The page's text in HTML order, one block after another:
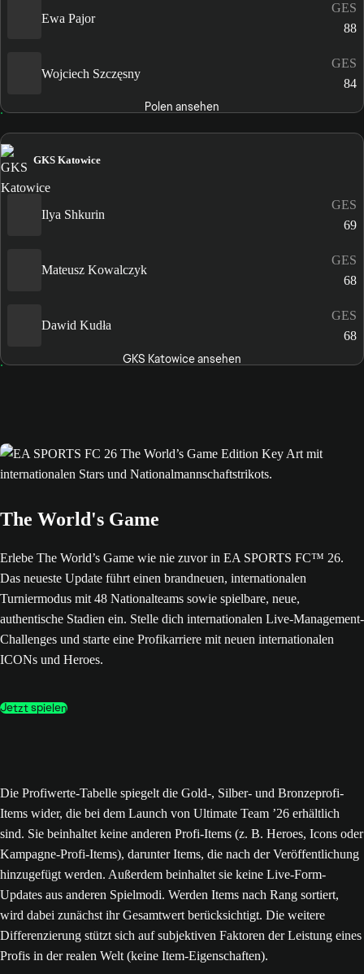
Ewa Pajor
GES
88
Wojciech Szczęsny
GES
84
Polen ansehen
GKS Katowice
Ilya Shkurin
GES
69
Mateusz Kowalczyk
GES
68
Dawid Kudła
GES
68
GKS Katowice ansehen
The World's Game
Erlebe The World’s Game wie nie zuvor in EA SPORTS FC™ 26.
Das neueste Update führt einen brandneuen, internationalen
Turniermodus mit 48 Nationalteams sowie spielbare, neue,
authentische Stadien ein. Stelle dich internationalen Live-Management-
Challenges und starte eine Profikarriere mit neuen internationalen
ICONs und Heroes.
Jetzt spielen
Die Profiwerte-Tabelle spiegelt die Gold-, Silber- und Bronzeprofi-
Items wider, die bei dem Launch von Ultimate Team ’26 erhältlich
sind. Sie beinhaltet keine anderen Profi-Items (z. B. Heroes, Icons oder
Kampagne-Profi-Items), darunter Items, die nach der Veröffentlichung
hinzugefügt werden. Außerdem beinhaltet sie keine Live-Form-
Updates aus anderen Spielmodi. Werden Items nach Rang sortiert,
wird dabei zunächst ihr Gesamtwert berücksichtigt. Die weitere
Differenzierung stützt sich auf subjektiven Faktoren der Leistung eines
Profis in der realen Welt (keine Item-Eigenschaften).